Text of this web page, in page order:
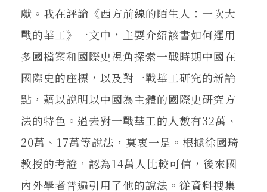
獻。我在評論《西方前線的陌生人：一次大
戰的華工》一文中，主要介紹該書如何運用
多國檔案和國際史視角探索一戰時期中國在
國際史的座標，以及對一戰華工研究的新論
點，藉以說明以中國為主體的國際史研究方
法的特色。過去對一戰華工的人數有32萬、
20萬、17萬等說法，莫衷一是。根據徐國琦
教授的考證，認為14萬人比較可信，後來國
內外學者普遍引用了他的說法。從資料搜集